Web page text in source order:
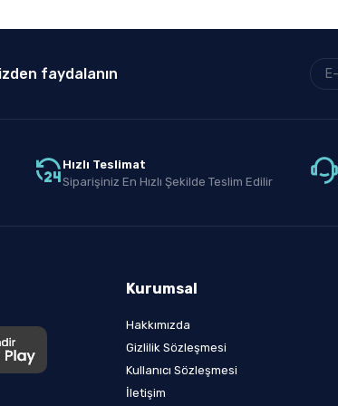
faydalanın
Hızlı Teslimat
Siparişiniz En Hızlı Şekilde Teslim Edilir
Kurumsal
Hakkımızda
Gizlilik Sözleşmesi
Kullanıcı Sözleşmesi
İletişim